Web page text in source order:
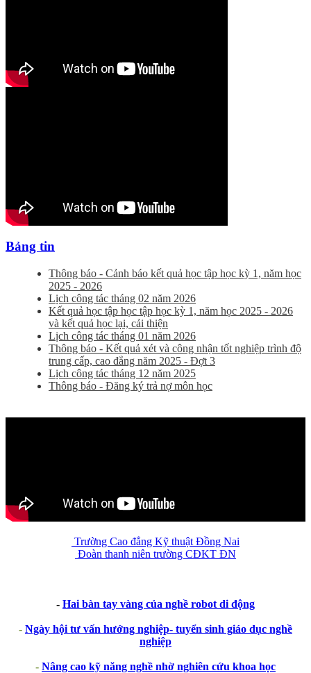
Bảng tin
Thông báo - Cảnh báo kết quả học tập học kỳ 1, năm học
2025 - 2026
Lịch công tác tháng 02 năm 2026
Kết quả học tập học tập học kỳ 1, năm học 2025 - 2026
và kết quả học lại, cải thiện
Lịch công tác tháng 01 năm 2026
Thông báo - Kết quả xét và công nhận tốt nghiệp trình độ
trung cấp, cao đẳng năm 2025 - Đợt 3
Lịch công tác tháng 12 năm 2025
Thông báo - Đăng ký trả nợ môn học
Trường Cao đẳng Kỹ thuật Đồng Nai
Đoàn thanh niên trường CĐKT ĐN
- Hai bàn tay vàng của nghề robot di động
- Ngày hội tư vấn hướng nghiệp- tuyển sinh giáo dục nghề
nghiệp
- Nâng cao kỹ năng nghề nhờ nghiên cứu khoa học